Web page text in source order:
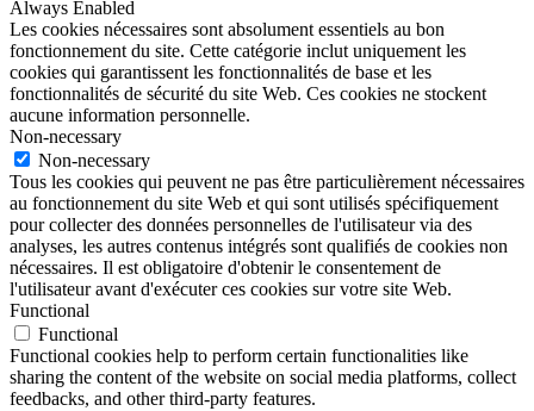
Always Enabled
Les cookies nécessaires sont absolument essentiels au bon
fonctionnement du site. Cette catégorie inclut uniquement les
cookies qui garantissent les fonctionnalités de base et les
fonctionnalités de sécurité du site Web. Ces cookies ne stockent
aucune information personnelle.
Non-necessary
Non-necessary
Tous les cookies qui peuvent ne pas être particulièrement nécessaires
au fonctionnement du site Web et qui sont utilisés spécifiquement
pour collecter des données personnelles de l'utilisateur via des
analyses, les autres contenus intégrés sont qualifiés de cookies non
nécessaires. Il est obligatoire d'obtenir le consentement de
l'utilisateur avant d'exécuter ces cookies sur votre site Web.
Functional
Functional
Functional cookies help to perform certain functionalities like
sharing the content of the website on social media platforms, collect
feedbacks, and other third-party features.